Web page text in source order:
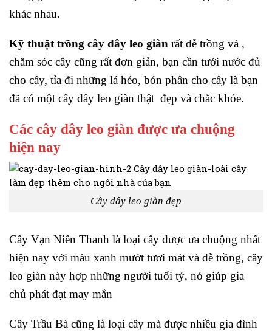
khác nhau.
Kỹ thuật trồng cây dây leo giàn rất dễ trồng và ,
chăm sóc cây cũng rất đơn giản, bạn cần tưới nước đủ
cho cây, tỉa đi những lá héo, bón phân cho cây là bạn
đã có một cây dây leo giàn thật đẹp và chắc khỏe.
Các cây dây leo giàn được ưa chuộng
hiện nay
Cây dây leo giàn đẹp
Cây Vạn Niên Thanh là loại cây được ưa chuộng nhất
hiện nay với màu xanh mướt tươi mát và dễ trồng, cây
leo giàn này hợp những người tuổi tý, nó giúp gia
chủ phát đạt may mắn
Cây Trầu Bà cũng là loại cây mà được nhiều gia đình